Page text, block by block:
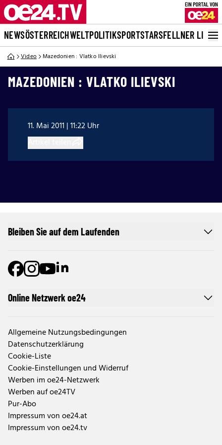
NEWSÖSTERREICHWELTPOLITIKSPORTSTARSFELLNER LIVE
Video Mazedonien : Vlatko Ilievski
MAZEDONIEN : VLATKO ILIEVSKI
11. Mai 2011 | 11:22 Uhr
Online Netzwerk oe24
Allgemeine Nutzungsbedingungen
Datenschutzerklärung
Cookie-Liste
Cookie-Einstellungen und Widerruf
Werben im oe24-Netzwerk
Werben auf oe24TV
Pur-Abo
Impressum von oe24.at
Impressum von oe24.tv
Bleiben Sie auf dem Laufenden